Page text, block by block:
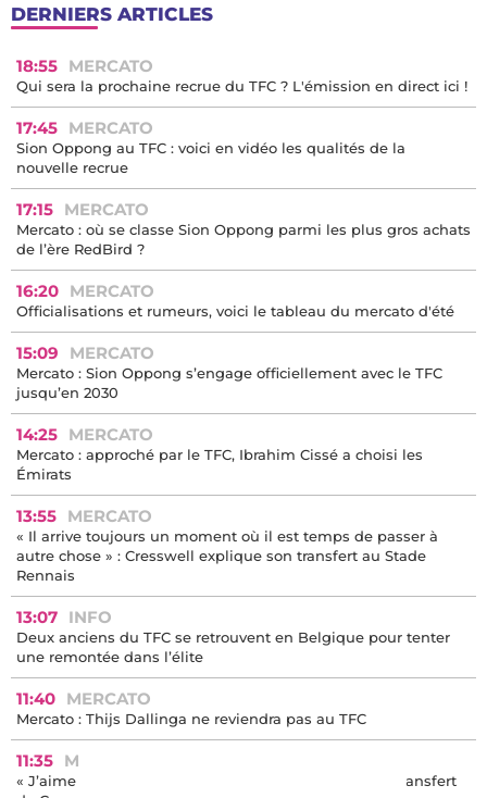
DERNIERS ARTICLES
18:55 MERCATO
Qui sera la prochaine recrue du TFC ? L'émission en direct ici !
17:45 MERCATO
Sion Oppong au TFC : voici en vidéo les qualités de la
nouvelle recrue
17:15 MERCATO
Mercato : où se classe Sion Oppong parmi les plus gros achats
de l’ère RedBird ?
16:20 MERCATO
Officialisations et rumeurs, voici le tableau du mercato d'été
15:09 MERCATO
Mercato : Sion Oppong s’engage officiellement avec le TFC
jusqu’en 2030
14:25 MERCATO
Mercato : approché par le TFC, Ibrahim Cissé a choisi les
Émirats
13:55 MERCATO
« Il arrive toujours un moment où il est temps de passer à
autre chose » : Cresswell explique son transfert au Stade
Rennais
13:07 INFO
Deux anciens du TFC se retrouvent en Belgique pour tenter
une remontée dans l’élite
11:40 MERCATO
Mercato : Thijs Dallinga ne reviendra pas au TFC
11:35 MERCATO
« J’aime la structure du deal » : l’After Foot valide le transfert